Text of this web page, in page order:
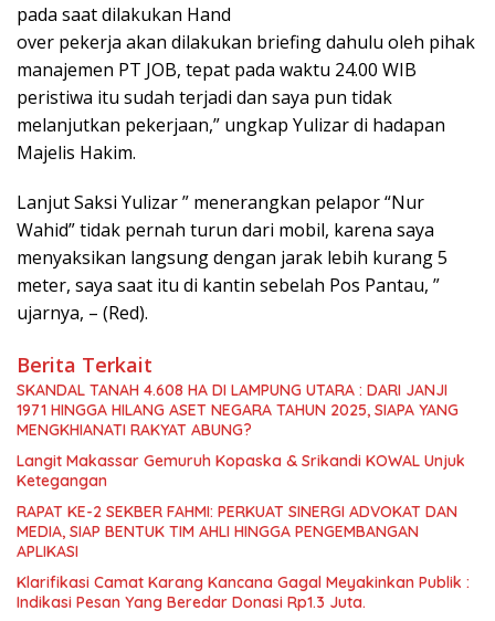
pada saat dilakukan Hand
over pekerja akan dilakukan briefing dahulu oleh pihak
manajemen PT JOB, tepat pada waktu 24.00 WIB
peristiwa itu sudah terjadi dan saya pun tidak
melanjutkan pekerjaan,” ungkap Yulizar di hadapan
Majelis Hakim.
Lanjut Saksi Yulizar ” menerangkan pelapor “Nur
Wahid” tidak pernah turun dari mobil, karena saya
menyaksikan langsung dengan jarak lebih kurang 5
meter, saya saat itu di kantin sebelah Pos Pantau, ”
ujarnya, – (Red).
Berita Terkait
SKANDAL TANAH 4.608 HA DI LAMPUNG UTARA : DARI JANJI
1971 HINGGA HILANG ASET NEGARA TAHUN 2025, SIAPA YANG
MENGKHIANATI RAKYAT ABUNG?
Langit Makassar Gemuruh Kopaska & Srikandi KOWAL Unjuk
Ketegangan
RAPAT KE-2 SEKBER FAHMI: PERKUAT SINERGI ADVOKAT DAN
MEDIA, SIAP BENTUK TIM AHLI HINGGA PENGEMBANGAN
APLIKASI
Klarifikasi Camat Karang Kancana Gagal Meyakinkan Publik :
Indikasi Pesan Yang Beredar Donasi Rp1.3 Juta.